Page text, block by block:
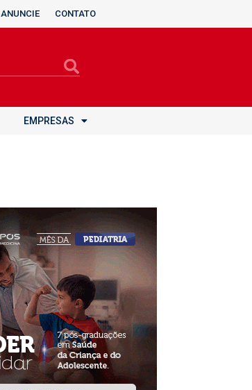
ANUNCIE CONTATO
EMPRESAS